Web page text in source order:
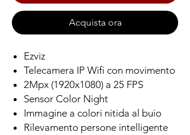
Acquista ora
Ezviz
Telecamera IP Wifi con movimento
2Mpx (1920x1080) a 25 FPS
Sensor Color Night
Immagine a colori nitida al buio
Rilevamento persone intelligente